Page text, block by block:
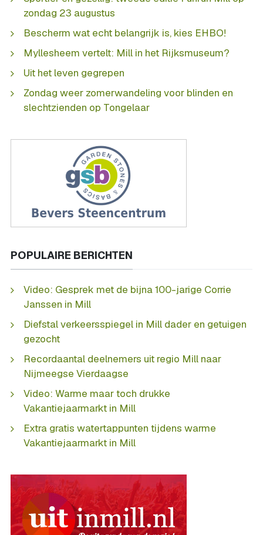
zondag 23 augustus
Bescherm wat echt belangrijk is, kies EHBO!
Myllesheem vertelt: Mill in het Rijksmuseum?
Uit het leven gegrepen
Zondag weer zomerwandeling voor blinden en
slechtzienden op Tongelaar
POPULAIRE BERICHTEN
Video: Gesprek met de bijna 100-jarige Corrie
Janssen in Mill
Diefstal verkeersspiegel in Mill dader en getuigen
gezocht
Recordaantal deelnemers uit regio Mill naar
Nijmeegse Vierdaagse
Video: Warme maar toch drukke
Vakantiejaarmarkt in Mill
Extra gratis watertappunten tijdens warme
Vakantiejaarmarkt in Mill